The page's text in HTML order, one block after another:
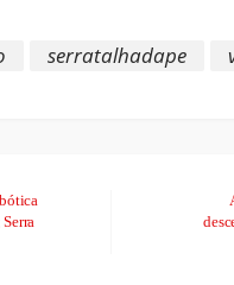
serratalhadape